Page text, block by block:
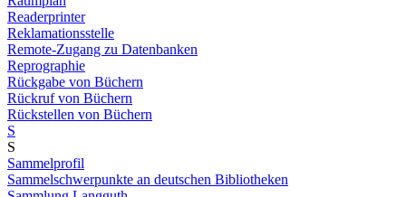
Readerprinter
Reklamationsstelle
Remote-Zugang zu Datenbanken
Reprographie
Rückgabe von Büchern
Rückruf von Büchern
Rückstellen von Büchern
S
S
Sammelprofil
Sammelschwerpunkte an deutschen Bibliotheken